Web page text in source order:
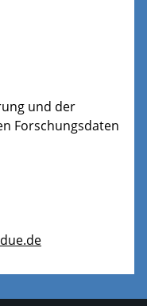
und der
Forschungsdaten